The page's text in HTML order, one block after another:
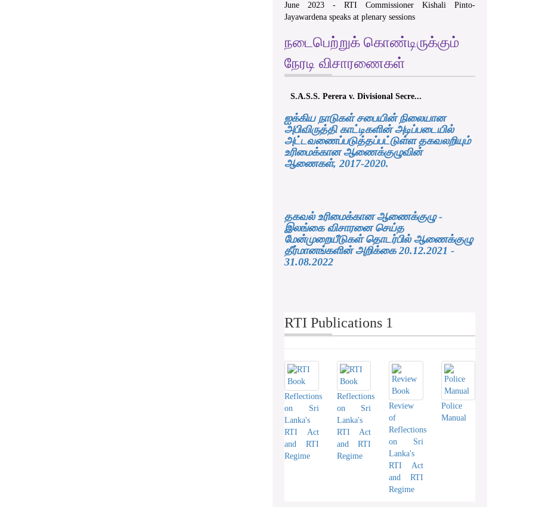
June 2023 - RTI Commissioner Kishali Pinto-
Jayawardena speaks at plenary sessions
நடைபெற்றுக் கொண்டிருக்கும்
நேரடி விசாரணைகள்
S.A.S.S. Perera v. Divisional Secre...
ஐக்கிய நாடுகள் சபையின் நிலையான
அபிவிருத்தி காட்டிகளின் அடிப்படையில்
அட்டவணைப்படுத்தப்பட்டுள்ள தகவலறியும்
உரிமைக்கான ஆணைக்குழுவின்
ஆணைகள், 2017-2020.
தகவல் உரிமைக்கான ஆணைக்குழு -
இலங்கை விசாரனை செய்த
மேன்முறையீடுகள் தொடர்பில் ஆணைக்குழு
தீர்மானங்களின் அறிக்கை 20.12.2021 -
31.08.2022
RTI Publications 1
Reflections
on Sri
Lanka's
RTI Act
and RTI
Regime
Reflections
on Sri
Lanka's
RTI Act
and RTI
Regime
Review
of
Reflections
on Sri
Lanka's
RTI Act
and RTI
Regime
Police
Manual